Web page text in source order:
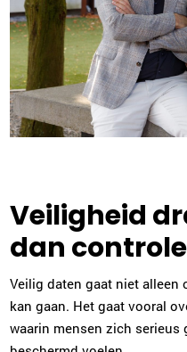
Veiligheid
dan controle
Veilig daten gaat niet alleen
kan gaan. Het gaat vooral
waarin mensen zich serieus